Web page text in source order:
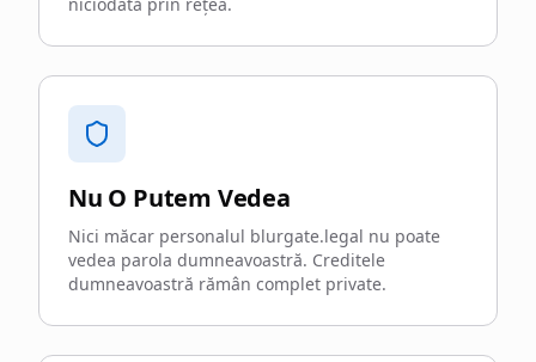
Nu O Putem Vedea
Nici măcar personalul blurgate.legal nu poate
vedea parola dumneavoastră. Creditele
dumneavoastră rămân complet private.